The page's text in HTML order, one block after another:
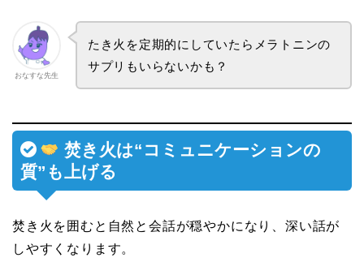
おなすな先生
たき火を定期的にしていたらメラトニンの
サプリもいらないかも？
焚き火は“コミュニケーションの
質”も上げる
焚き火を囲むと自然と会話が穏やかになり、深い話が
しやすくなります。